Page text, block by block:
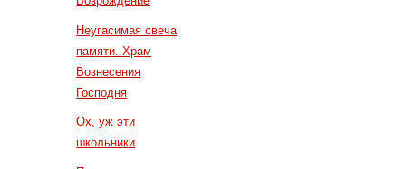
Неугасимая свеча
памяти. Храм
Вознесения
Господня
Ох, уж эти
школьники